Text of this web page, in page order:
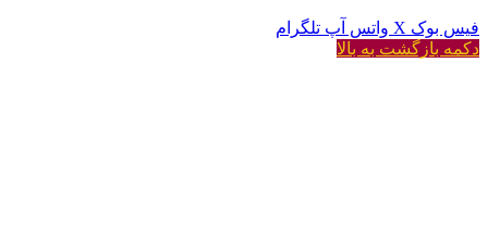
فیس بوک X واتس آپ تلگرام
دکمه بازگشت به بالا